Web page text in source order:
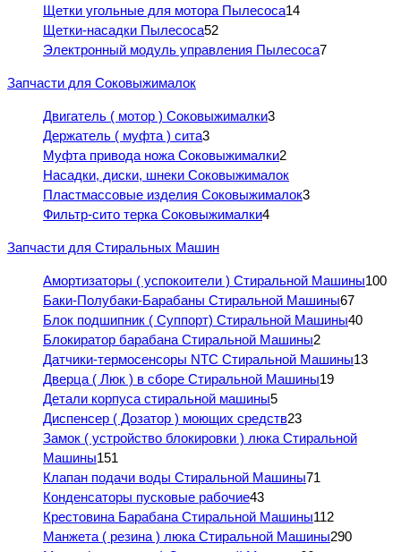
Щетки угольные для мотора Пылесоса14
Щетки-насадки Пылесоса52
Электронный модуль управления Пылесоса7
Запчасти для Соковыжималок
Двигатель ( мотор ) Соковыжималки3
Держатель ( муфта ) сита3
Муфта привода ножа Соковыжималки2
Насадки, диски, шнеки Соковыжималок
Пластмассовые изделия Соковыжималок3
Фильтр-сито терка Соковыжималки4
Запчасти для Стиральных Машин
Амортизаторы ( успокоители ) Стиральной Машины100
Баки-Полубаки-Барабаны Стиральной Машины67
Блок подшипник ( Суппорт) Стиральной Машины40
Блокиратор барабана Стиральной Машины2
Датчики-термосенсоры NTC Стиральной Машины13
Дверца ( Люк ) в сборе Стиральной Машины19
Детали корпуса стиральной машины5
Диспенсер ( Дозатор ) моющих средств23
Замок ( устройство блокировки ) люка Стиральной
Машины151
Клапан подачи воды Стиральной Машины71
Конденсаторы пусковые рабочие43
Крестовина Барабана Стиральной Машины112
Манжета ( резина ) люка Стиральной Машины290